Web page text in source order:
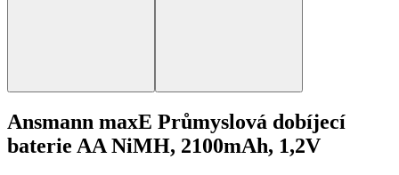
Ansmann maxE Průmyslová dobíjecí
baterie AA NiMH, 2100mAh, 1,2V